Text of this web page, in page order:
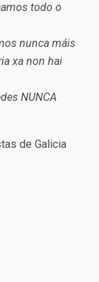
todo o
nunca máis
xa non hai
NUNCA
de Galicia